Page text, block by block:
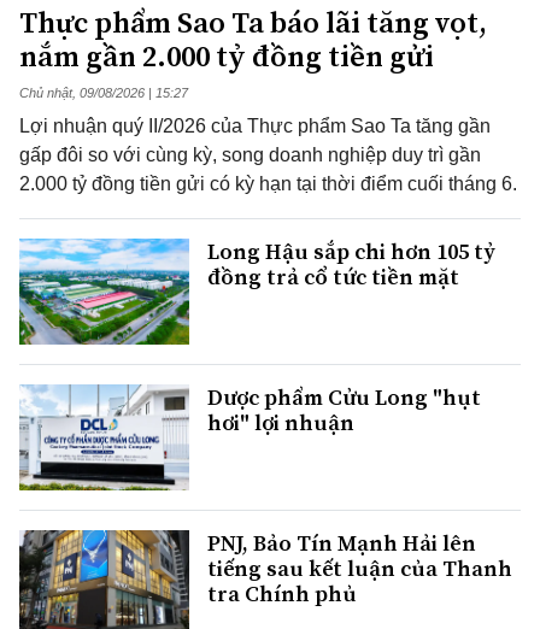
Thực phẩm Sao Ta báo lãi tăng vọt,
nắm gần 2.000 tỷ đồng tiền gửi
Chủ nhật, 09/08/2026 | 15:27
Lợi nhuận quý II/2026 của Thực phẩm Sao Ta tăng gần
gấp đôi so với cùng kỳ, song doanh nghiệp duy trì gần
2.000 tỷ đồng tiền gửi có kỳ hạn tại thời điểm cuối tháng 6.
Long Hậu sắp chi hơn 105 tỷ
đồng trả cổ tức tiền mặt
Dược phẩm Cửu Long "hụt
hơi" lợi nhuận
PNJ, Bảo Tín Mạnh Hải lên
tiếng sau kết luận của Thanh
tra Chính phủ